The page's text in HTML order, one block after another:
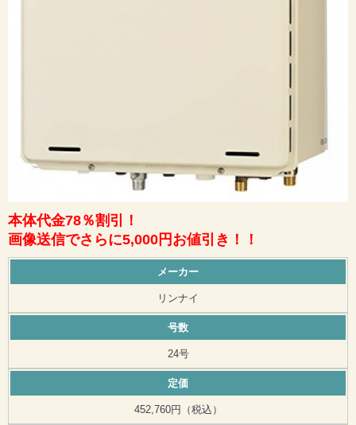
本体代金78％割引！
画像送信でさらに5,000円お値引き！！
メーカー
リンナイ
号数
24号
定価
452,760円（税込）